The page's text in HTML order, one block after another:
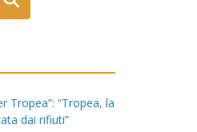
Tropea”: “Tropea, la
dai rifiuti”